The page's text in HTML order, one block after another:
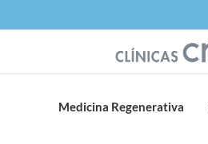
al
Medicina Regenerativa